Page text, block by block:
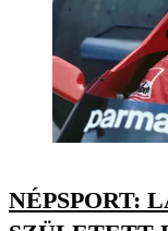
NÉPSPORT: